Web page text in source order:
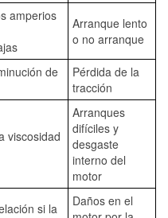
amperios
Arranque lento
o no arranque
de
Pérdida de la
tracción
viscosidad
Arranques
difíciles y
desgaste
interno del
motor
si la
Daños en el